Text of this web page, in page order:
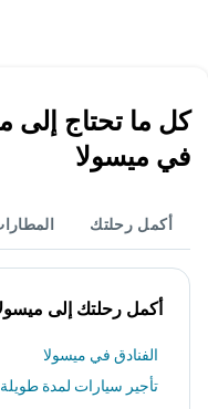
كل ما تحتاج إلى
في ميسولا
أكمل رحلتك
أكمل رحلتك إلى
الفنادق في ميسولا
تأجير سيارات لمدة طويلة